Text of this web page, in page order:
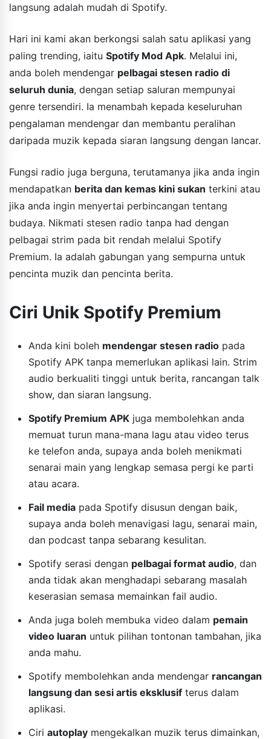
langsung adalah mudah di Spotify.
Hari ini kami akan berkongsi salah satu aplikasi yang
paling trending, iaitu Spotify Mod Apk. Melalui ini,
anda boleh mendengar pelbagai stesen radio di
seluruh dunia, dengan setiap saluran mempunyai
genre tersendiri. Ia menambah kepada keseluruhan
pengalaman mendengar dan membantu peralihan
daripada muzik kepada siaran langsung dengan lancar.
Fungsi radio juga berguna, terutamanya jika anda ingin
mendapatkan berita dan kemas kini sukan terkini atau
jika anda ingin menyertai perbincangan tentang
budaya. Nikmati stesen radio tanpa had dengan
pelbagai strim pada bit rendah melalui Spotify
Premium. Ia adalah gabungan yang sempurna untuk
pencinta muzik dan pencinta berita.
Ciri Unik Spotify Premium
Anda kini boleh mendengar stesen radio pada
Spotify APK tanpa memerlukan aplikasi lain. Strim
audio berkualiti tinggi untuk berita, rancangan talk
show, dan siaran langsung.
Spotify Premium APK juga membolehkan anda
memuat turun mana-mana lagu atau video terus
ke telefon anda, supaya anda boleh menikmati
senarai main yang lengkap semasa pergi ke parti
atau acara.
Fail media pada Spotify disusun dengan baik,
supaya anda boleh menavigasi lagu, senarai main,
dan podcast tanpa sebarang kesulitan.
Spotify serasi dengan pelbagai format audio, dan
anda tidak akan menghadapi sebarang masalah
keserasian semasa memainkan fail audio.
Anda juga boleh membuka video dalam pemain
video luaran untuk pilihan tontonan tambahan, jika
anda mahu.
Spotify membolehkan anda mendengar rancangan
langsung dan sesi artis eksklusif terus dalam
aplikasi.
Ciri autoplay mengekalkan muzik terus dimainkan,